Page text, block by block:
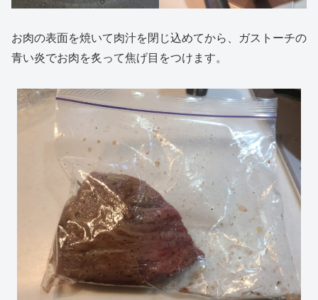
お肉の表面を焼いて肉汁を閉じ込めてから、ガストーチの
青い炎でお肉を炙って焦げ目をつけます。